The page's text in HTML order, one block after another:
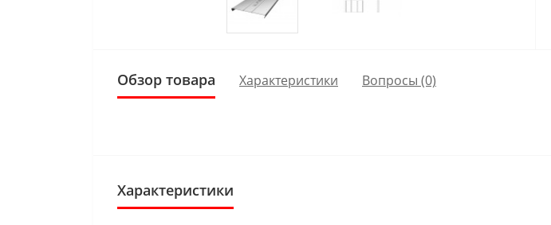
Обзор товара Характеристики Вопросы (0)
Характеристики